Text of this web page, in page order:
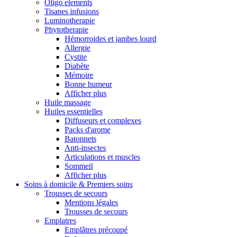
Oligo elements
Tisanes infusions
Luminotherapie
Phytotherapie
Hémorroides et jambes lourd
Allergie
Cystite
Diabète
Mémoire
Bonne humeur
Afficher plus
Huile massage
Huiles essentielles
Diffuseurs et complexes
Packs d'arome
Batonnets
Anti-insectes
Articulations et muscles
Sommeil
Afficher plus
Soins à domicile & Premiers soins
Trousses de secours
Mentions légales
Trousses de secours
Emplatres
Emplâtres précoupé